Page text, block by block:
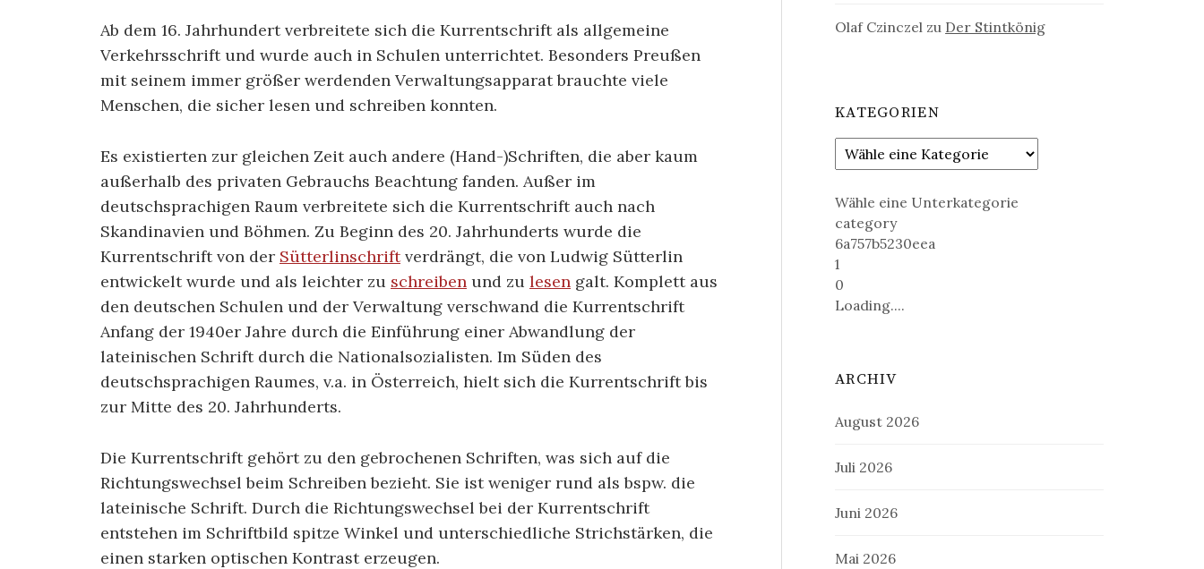
Ab dem 16. Jahrhundert verbreitete sich die Kurrentschrift als allgemeine
Verkehrsschrift und wurde auch in Schulen unterrichtet. Besonders Preußen
mit seinem immer größer werdenden Verwaltungsapparat brauchte viele
Menschen, die sicher lesen und schreiben konnten.
Es existierten zur gleichen Zeit auch andere (Hand-)Schriften, die aber kaum
außerhalb des privaten Gebrauchs Beachtung fanden. Außer im
deutschsprachigen Raum verbreitete sich die Kurrentschrift auch nach
Skandinavien und Böhmen. Zu Beginn des 20. Jahrhunderts wurde die
Kurrentschrift von der Sütterlinschriftverdrängt, die von Ludwig Sütterlin
entwickelt wurde und als leichter zu schreiben und zu lesen galt. Komplett aus
den deutschen Schulen und der Verwaltung verschwand die Kurrentschrift
Anfang der 1940er Jahre durch die Einführung einer Abwandlung der
lateinischen Schrift durch die Nationalsozialisten. Im Süden des
deutschsprachigen Raumes, v.a. in Österreich, hielt sich die Kurrentschrift bis
zur Mitte des 20. Jahrhunderts.
Die Kurrentschrift gehört zu den gebrochenen Schriften, was sich auf die
Richtungswechsel beim Schreiben bezieht. Sie ist weniger rund als bspw. die
lateinische Schrift. Durch die Richtungswechsel bei der Kurrentschrift
entstehen im Schriftbild spitze Winkel und unterschiedliche Strichstärken, die
einen starken optischen Kontrast erzeugen.
Olaf Czinczel zu Der Stintkönig
KATEGORIEN
Wähle eine Unterkategorie
category
6a757b5230eea
1
0
Loading....
ARCHIV
August 2026
Juli 2026
Juni 2026
Mai 2026